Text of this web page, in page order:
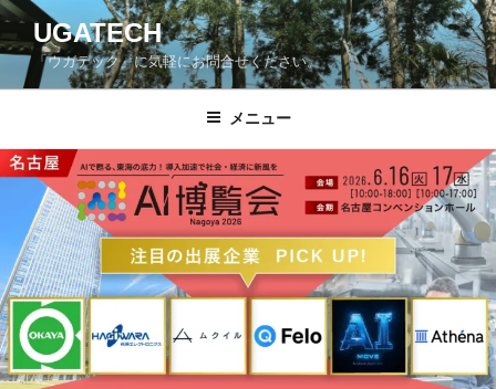
コ
ン
ン
ス
UGATECH
「ウガテック」に気軽にお問合せください。
メニュー